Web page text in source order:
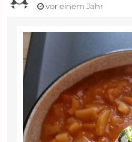
vor einem Jahr